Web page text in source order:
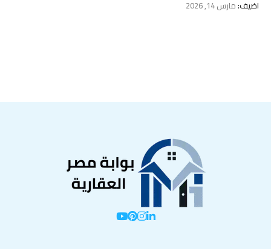
اضيف:مارس 14, 2026